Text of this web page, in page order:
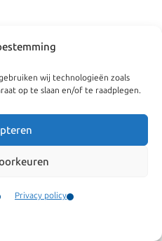
wij technologieën zoals
op te slaan en/of te raadplegen.
Privacy policy
5.